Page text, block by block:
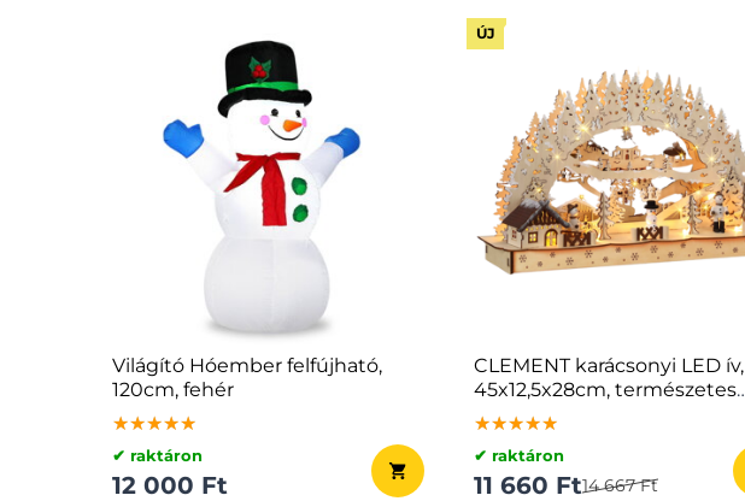
Világító Hóember felfújható,
120cm, fehér
★★★★★
★★★★★
★★★★★
✔ raktáron
12 000 Ft
ÚJ
CLEMENT karácsonyi LED ív,
45x12,5x28cm, természetes
barna
★★★★★
★★★★★
★★★★★
✔ raktáron
11 660 Ft14 667 Ft